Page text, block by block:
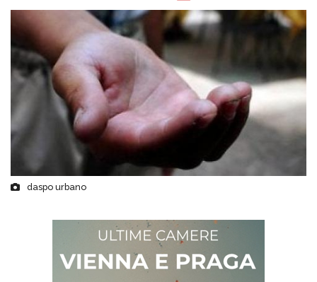
daspo urbano